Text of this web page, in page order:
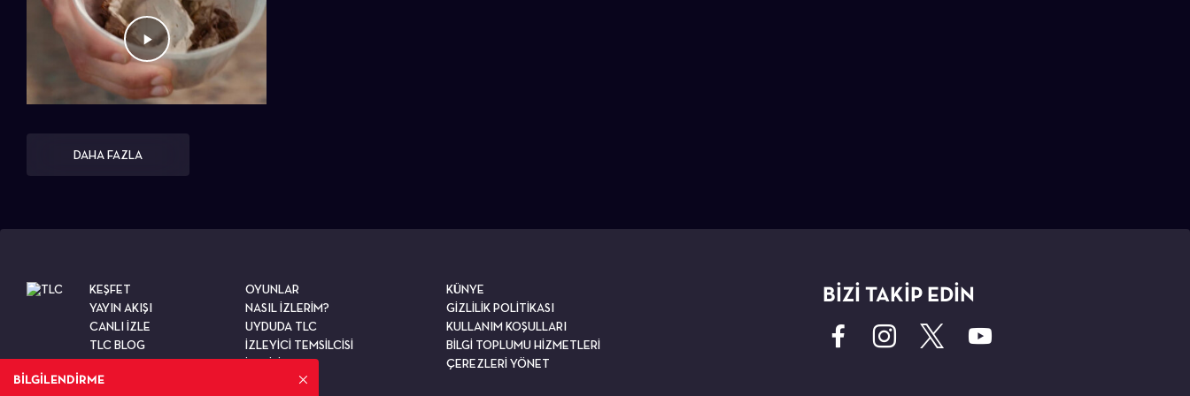
DAHA FAZLA
KEŞFET
YAYIN AKIŞI
CANLI İZLE
TLC BLOG
TESTLER
OYUNLAR
NASIL İZLERİM?
UYDUDA TLC
İZLEYİCİ TEMSİLCİSİ
İLETİŞİM
KÜNYE
GİZLİLİK POLİTİKASI
KULLANIM KOŞULLARI
BİLGİ TOPLUMU HİZMETLERİ
ÇEREZLERİ YÖNET
BİZİ TAKİP EDİN
BİLGİLENDİRME